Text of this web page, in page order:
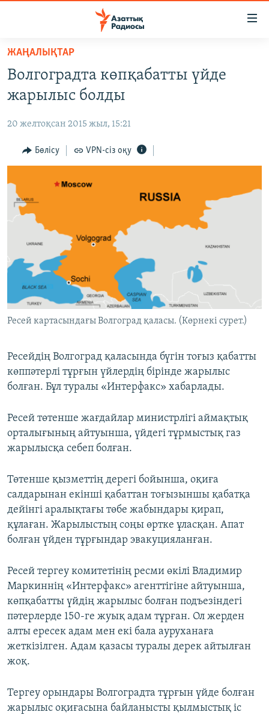
Skip
main
content
to
Navigation
Skip
to
Search
AZATTYQTV
ҚАҢТАР ОҚИҒАСЫ
АДАМ ҚҰҚЫҚТАРЫ
ӘЛЕМ
АРНАЙЫ ЖОБАЛАР
Русский
ЖАЗЫЛЫҢЫЗ
ЖАҢАЛЫҚТАР
Волгоградта көпқабатты үйде
жарылыс болды
20 желтоқсан 2015 жыл, 15:21
Бөлісу VPN-сіз оқу
Ресей картасындағы Волгоград қаласы. (Көрнекі сурет.)
Ресейдің Волгоград қаласында бүгін тоғыз қабатты
көппәтерлі тұрғын үйлердің бірінде жарылыс
болған. Бұл туралы «Интерфакс» хабарлады.
Ресей төтенше жағдайлар министрлігі аймақтық
орталығының айтуынша, үйдегі тұрмыстық газ
жарылысқа себеп болған.
Төтенше қызметтің дерегі бойынша, оқиға
салдарынан екінші қабаттан тоғызыншы қабатқа
дейінгі аралықтағы төбе жабындары қирап,
құлаған. Жарылыстың соңы өртке ұласқан. Апат
болған үйден тұрғындар эвакуцияланған.
Ресей тергеу комитетінің ресми өкілі Владимир
Маркиннің «Интерфакс» агенттігіне айтуынша,
көпқабатты үйдің жарылыс болған подъезіндегі
пәтерлерде 150-ге жуық адам тұрған. Ол жерден
алты ересек адам мен екі бала ауруханаға
жеткізілген. Адам қазасы туралы дерек айтылған
жоқ.
Тергеу орындары Волгоградта тұрғын үйде болған
жарылыс оқиғасына байланысты қылмыстық іс